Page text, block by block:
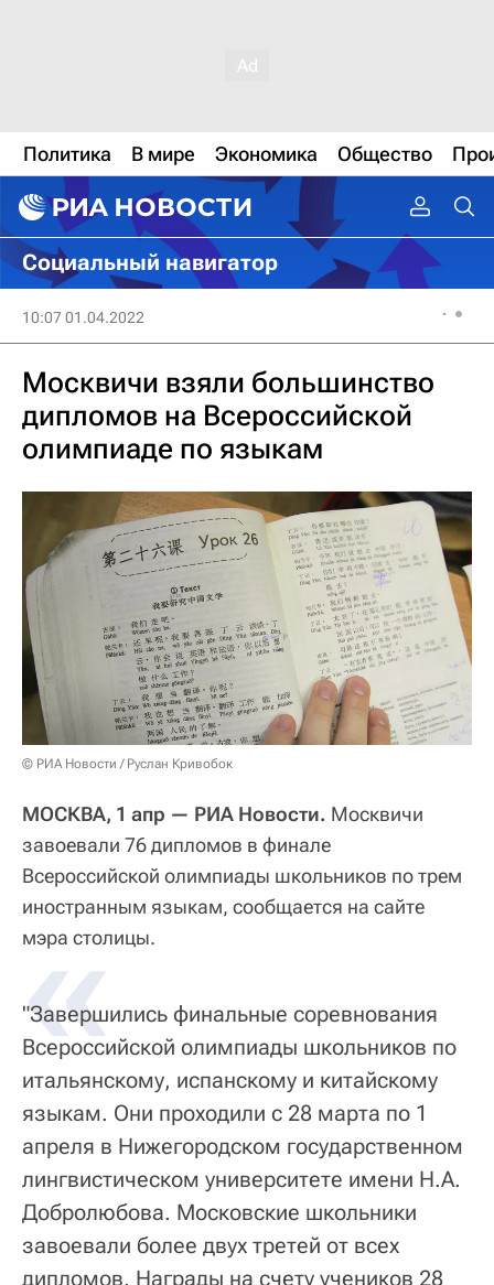
Политика В мире Экономика Общество
Социальный навигатор
10:07 01.04.2022
Москвичи взяли большинство
дипломов на Всероссийской
олимпиаде по языкам
© РИА Новости / Руслан Кривобок
МОСКВА, 1 апр — РИА Новости. Москвичи
завоевали 76 дипломов в финале
Всероссийской олимпиады школьников по трем
иностранным языкам, сообщается на сайте
мэра столицы.
«
"Завершились финальные соревнования
Всероссийской олимпиады школьников по
итальянскому, испанскому и китайскому
языкам. Они проходили с 28 марта по 1
апреля в Нижегородском государственном
лингвистическом университете имени Н.А.
Добролюбова. Московские школьники
завоевали более двух третей от всех
дипломов. Награды на счету учеников 28